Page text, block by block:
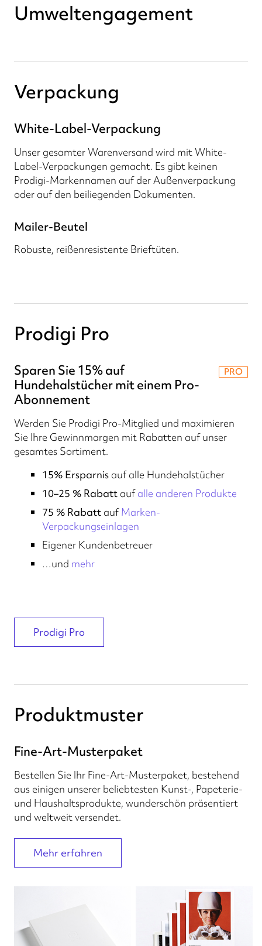
Umweltengagement
Verpackung
White-Label-Verpackung
Unser gesamter Warenversand wird mit White-
Label-Verpackungen gemacht. Es gibt keinen
Prodigi-Markennamen auf der Außenverpackung
oder auf den beiliegenden Dokumenten.
Mailer-Beutel
Robuste, reißenresistente Brieftüten.
Prodigi Pro
Sparen Sie 15% auf
Hundehalstücher mit einem Pro-
Abonnement
PRO
Werden Sie Prodigi Pro-Mitglied und maximieren
Sie Ihre Gewinnmargen mit Rabatten auf unser
gesamtes Sortiment.
15% Ersparnis auf alle Hundehalstücher
10–25 % Rabatt aufalle anderen Produkte
75 % Rabatt aufMarken-
Verpackungseinlagen
Eigener Kundenbetreuer
…und mehr
Prodigi Pro
Produktmuster
Fine-Art-Musterpaket
Bestellen Sie Ihr Fine-Art-Musterpaket, bestehend
aus einigen unserer beliebtesten Kunst-, Papeterie-
und Haushaltsprodukte, wunderschön präsentiert
und weltweit versendet.
Mehr erfahren